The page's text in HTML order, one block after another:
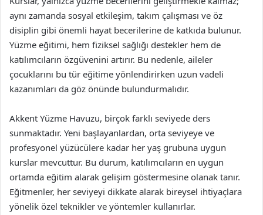
aynı zamanda sosyal etkileşim, takım çalışması ve öz
disiplin gibi önemli hayat becerilerine de katkıda bulunur.
Yüzme eğitimi, hem fiziksel sağlığı destekler hem de
katılımcıların özgüvenini artırır. Bu nedenle, aileler
çocuklarını bu tür eğitime yönlendirirken uzun vadeli
kazanımları da göz önünde bulundurmalıdır.
Akkent Yüzme Havuzu, birçok farklı seviyede ders
sunmaktadır. Yeni başlayanlardan, orta seviyeye ve
profesyonel yüzücülere kadar her yaş grubuna uygun
kurslar mevcuttur. Bu durum, katılımcıların en uygun
ortamda eğitim alarak gelişim göstermesine olanak tanır.
Eğitmenler, her seviyeyi dikkate alarak bireysel ihtiyaçlara
yönelik özel teknikler ve yöntemler kullanırlar.